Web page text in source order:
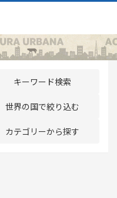
キーワード検索
世界の国で絞り込む
カテゴリーから探す